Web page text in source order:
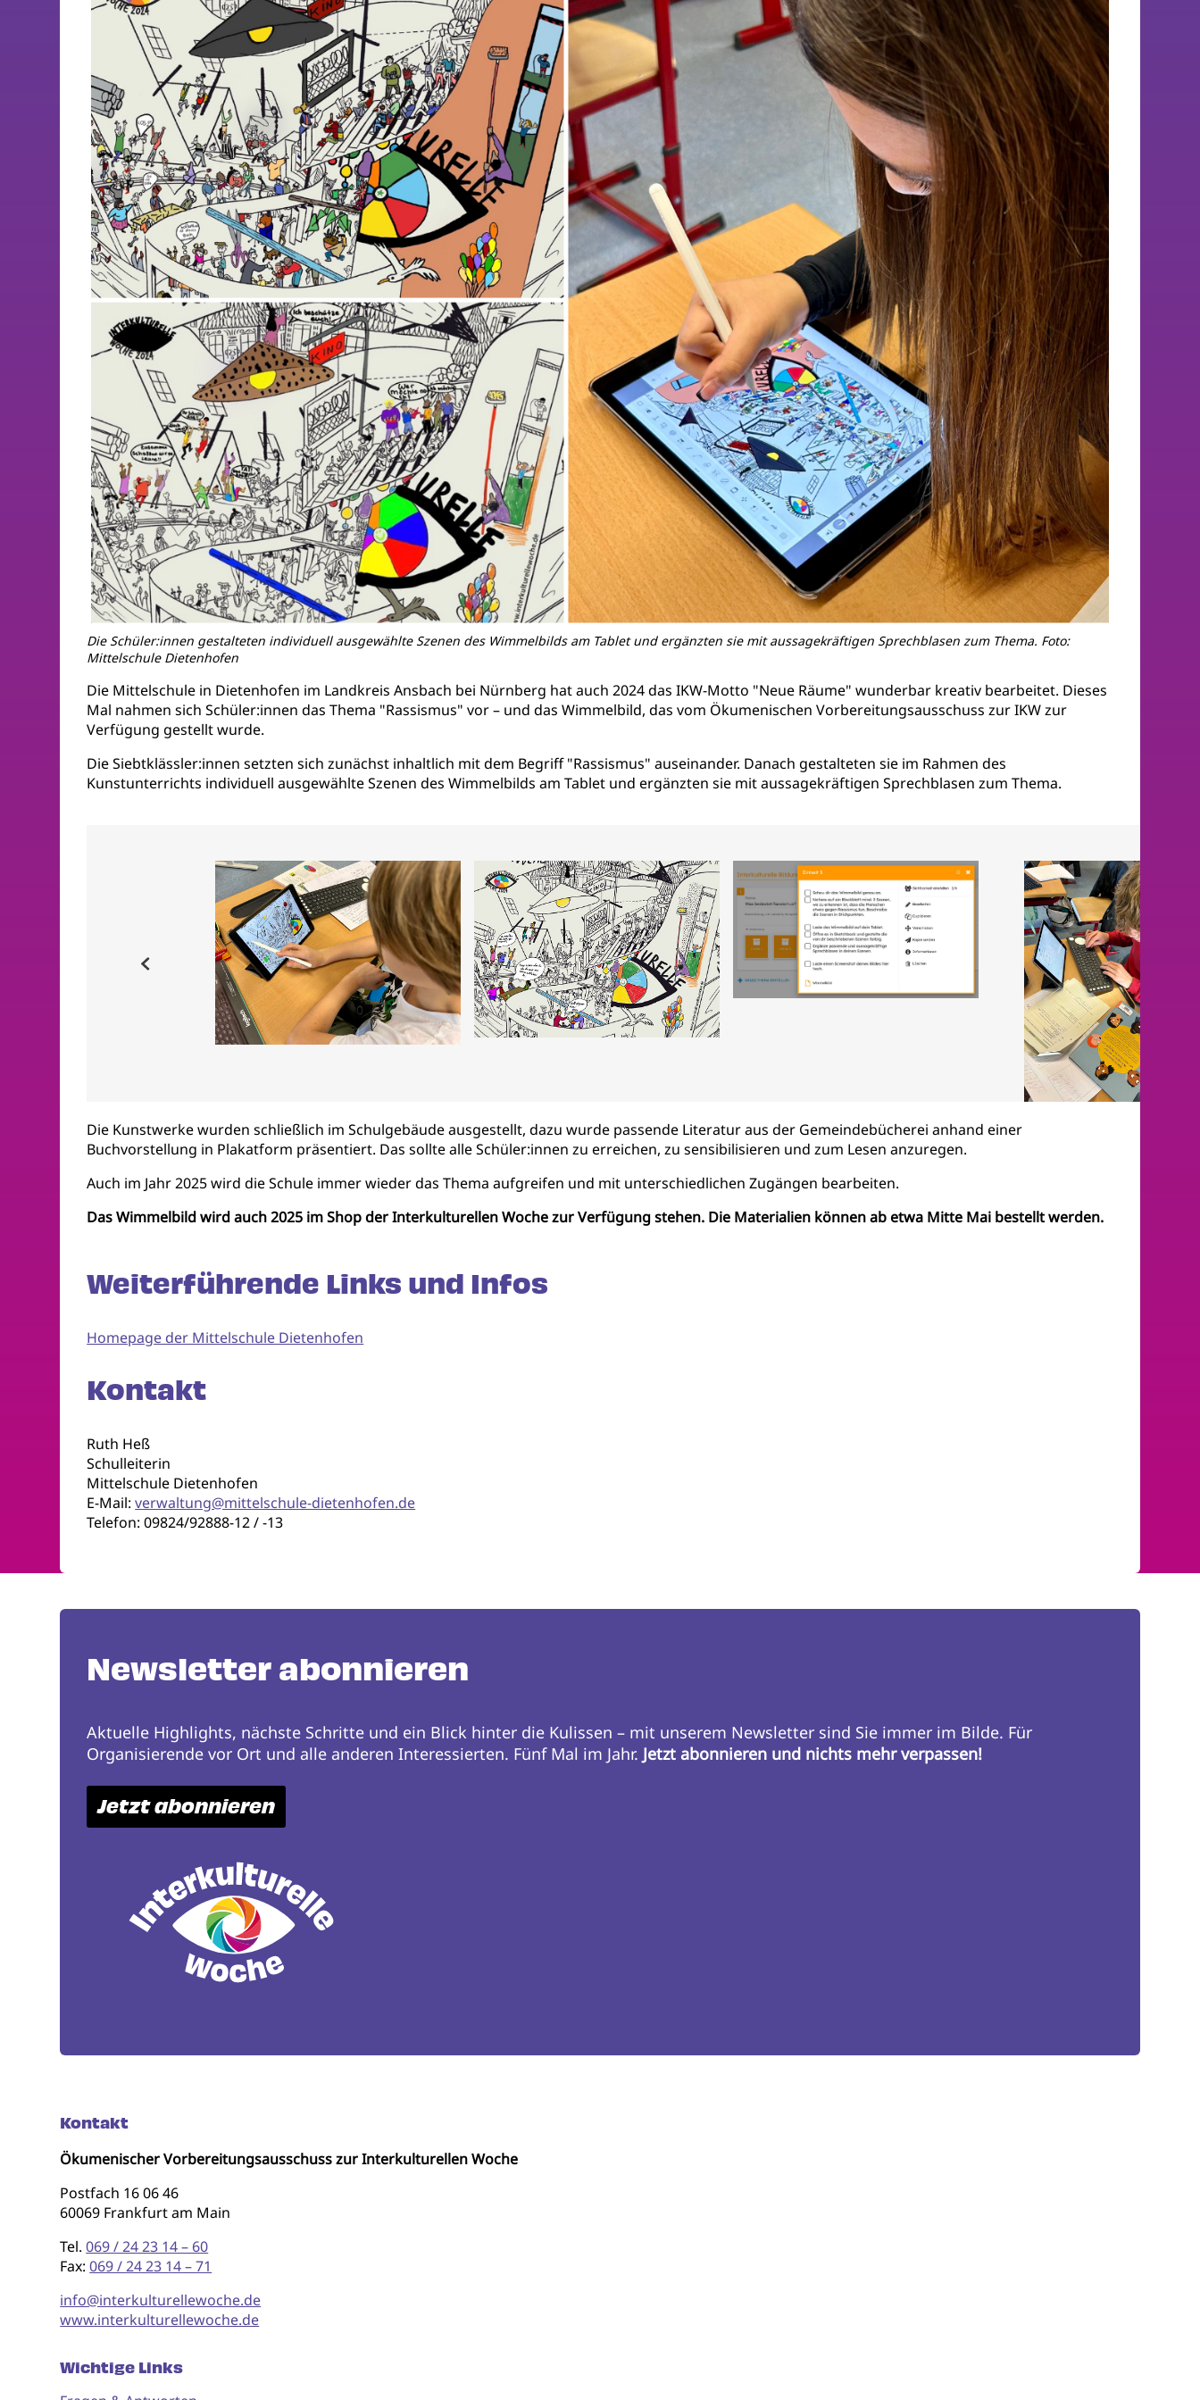
Die Schüler:innen gestalteten individuell ausgewählte Szenen des Wimmelbilds am Tablet und ergänzten sie mit aussagekräftigen Sprechblasen zum Thema. Foto:
Mittelschule Dietenhofen
Die Mittelschule in Dietenhofen im Landkreis Ansbach bei Nürnberg hat auch 2024 das IKW-Motto "Neue Räume" wunderbar kreativ bearbeitet. Dieses
Mal nahmen sich Schüler:innen das Thema "Rassismus" vor – und das Wimmelbild, das vom Ökumenischen Vorbereitungsausschuss zur IKW zur
Verfügung gestellt wurde.
Die Siebtklässler:innen setzten sich zunächst inhaltlich mit dem Begriff "Rassismus" auseinander. Danach gestalteten sie im Rahmen des
Kunstunterrichts individuell ausgewählte Szenen des Wimmelbilds am Tablet und ergänzten sie mit aussagekräftigen Sprechblasen zum Thema.
Die Kunstwerke wurden schließlich im Schulgebäude ausgestellt, dazu wurde passende Literatur aus der Gemeindebücherei anhand einer
Buchvorstellung in Plakatform präsentiert. Das sollte alle Schüler:innen zu erreichen, zu sensibilisieren und zum Lesen anzuregen.
Auch im Jahr 2025 wird die Schule immer wieder das Thema aufgreifen und mit unterschiedlichen Zugängen bearbeiten.
Das Wimmelbild wird auch 2025 im Shop der Interkulturellen Woche zur Verfügung stehen. Die Materialien können ab etwa Mitte Mai bestellt werden.
Weiterführende Links und Infos
Homepage der Mittelschule Dietenhofen
Kontakt
Ruth Heß
Schulleiterin
Mittelschule Dietenhofen
E-Mail:verwaltung@mittelschule-dietenhofen.de
Telefon: 09824/92888-12 / -13
Newsletter abonnieren
Aktuelle Highlights, nächste Schritte und ein Blick hinter die Kulissen – mit unserem Newsletter sind Sie immer im Bilde. Für
Organisierende vor Ort und alle anderen Interessierten. Fünf Mal im Jahr. Jetzt abonnieren und nichts mehr verpassen!
Jetzt abonnieren
Kontakt
Ökumenischer Vorbereitungsausschuss zur Interkulturellen Woche
Postfach 16 06 46
60069 Frankfurt am Main
Tel.069 / 24 23 14 – 60
Fax:069 / 24 23 14 – 71
info@interkulturellewoche.de
www.interkulturellewoche.de
Wichtige Links